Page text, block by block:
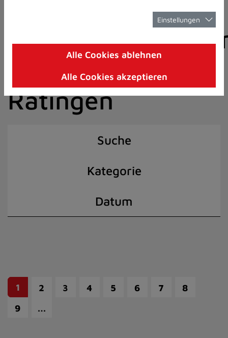
8)
I)
der Stadt
Ratingen
Suche
Kategorie
Datum
1 2 3 4 5 6 7
8
9
…
Einstellungen
Alle Cookies ablehnen
Alle Cookies akzeptieren